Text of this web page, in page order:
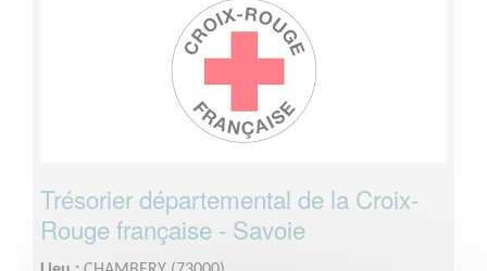
Trésorier départemental de la Croix-
Rouge française - Savoie